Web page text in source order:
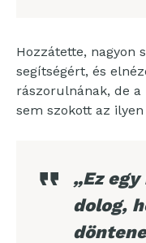
Hozzátette, nagyon
segítségért, és
rászorulnának, de
sem szokott az
„Ez
dolog,